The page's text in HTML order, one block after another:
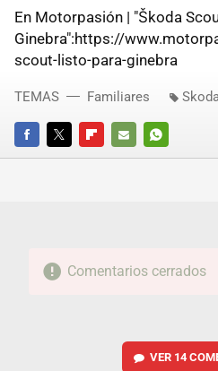
En Motorpasión | "Škoda
Ginebra":https://
scout-listo-para-ginebra
FACEBOOKTWITTERFLIPBOARD
E-
WHATSAPP
TEMAS Familiares
Comentarios cerrados
VER 14